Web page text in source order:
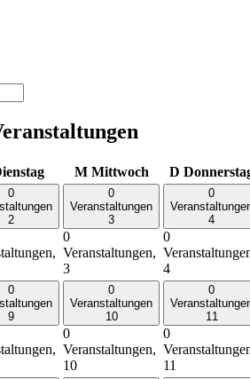
M Mittwoch D
0
2
0
Veranstaltungen
3
0
Veranstaltungen,
3
0
4
0
4
0
9
0
Veranstaltungen
10
0
Veranstaltungen,
10
0
11
0
11